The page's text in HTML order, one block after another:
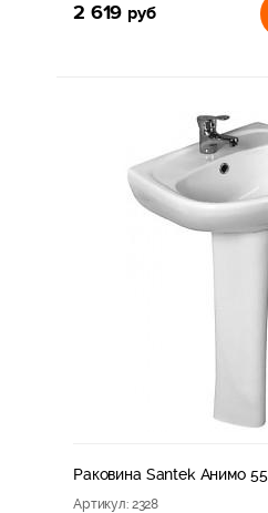
2 619 руб
Раковина Santek Анимо 55
Артикул: 2328